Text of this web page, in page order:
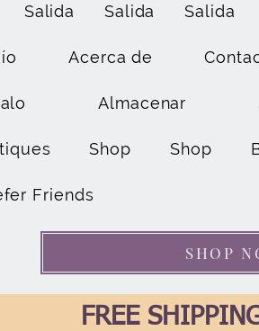
Salida Salida Salida
Acerca de
Almacenar
Shop Shop
Friends
SHOP
FREE